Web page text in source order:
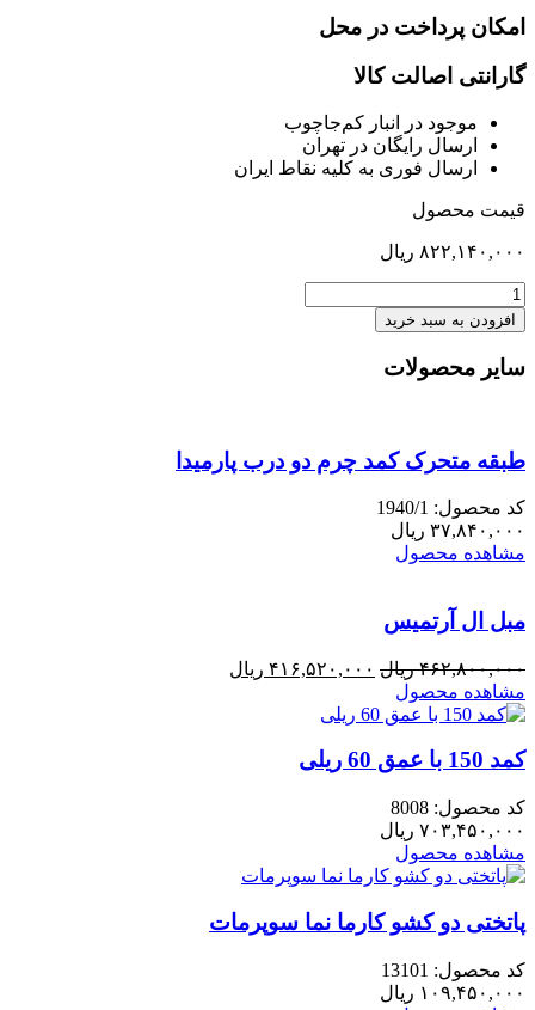
امکان پرداخت در محل
گارانتی اصالت کالا
موجود در انبار کم‌‌جاچوب
ارسال رایگان در تهران
ارسال فوری به کلیه نقاط ایران
قیمت محصول
۸۲۲,۱۴۰,۰۰۰ ریال
تخت
180
کف
متحرک
هایکا
افزودن به سبد خرید
سایر محصولات
طبقه متحرک کمد چرم دو درب پارمیدا
کد محصول: 1940/1
۳۷,۸۴۰,۰۰۰ ریال
مشاهده محصول
مبل ال آرتمیس
۴۶۲,۸۰۰,۰۰۰ ریال قیمت
۴۱۶,۵۲۰,۰۰۰ ریال
مشاهده محصول
کمد 150 با عمق 60 ریلی
کد محصول: 8008
۷۰۳,۴۵۰,۰۰۰ ریال
مشاهده محصول
پاتختی دو کشو کارما نما سوپرمات
کد محصول: 13101
۱۰۹,۴۵۰,۰۰۰ ریال